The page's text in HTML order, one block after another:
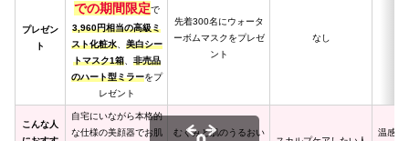
プレゼン
ト
での期間限定で
3,960円相当の高級ミ
スト化粧水、 美白シー
トマスク1箱、 非売品
のハート型ミラーをプ
レゼント
先着300名にウォータ
ーボムマスクをプレゼ
ント
なし
こんな人
自宅にいながら本格的
な仕様の美顔器でお肌
むくみと肌のうるおい
温感で